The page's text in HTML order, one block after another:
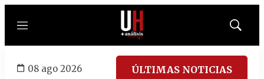
Menú
Mostrar
08 ago 2026 ÚLTIMAS NOTICIAS